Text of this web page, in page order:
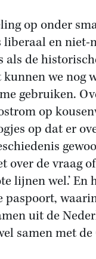
op onder
liberaal en niet-
als de
we nog
gebruiken.
op
op dat er
over de vraag
lijnen wel.’ En
paspoort,
uit de
samen met de